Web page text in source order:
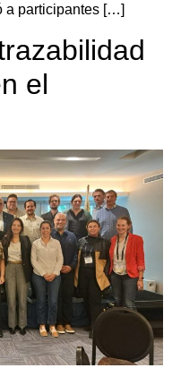
a participantes […]
el